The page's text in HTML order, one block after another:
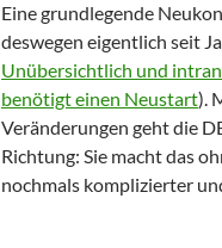
Eine grundlegende
deswegen eigentlich seit
Unübersichtlich und
benötigt einen Neustart).
Veränderungen geht die
Richtung: Sie macht das
nochmals komplizierter